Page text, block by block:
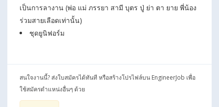
เป็นการลางาน (พ่อ แม่ ภรรยา สามี บุตร ปู่ ย่า ตา ยาย พี่น้อง
ร่วมสายเลือดเท่านั้น)
ชุดยูนิฟอร์ม
สนใจงานนี้? ส่งใบสมัครได้ทันที หรือสร้างโปรไฟล์บน EngineerJob เพื่อ
ใช้สมัครตำแหน่งอื่นๆ ด้วย